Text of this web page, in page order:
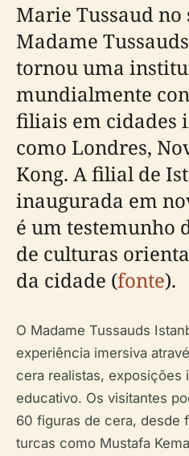
Marie Tussaud no
Madame
tornou uma
mundialmente
filiais em cidades
como Londres,
Kong. A filial de
inaugurada em
é um testemunho
de culturas
da cidade (fonte).
O Madame Tussauds
experiência imersiva
cera realistas, exposições
educativo. Os visitantes
60 figuras de cera, desde
turcas como Mustafa